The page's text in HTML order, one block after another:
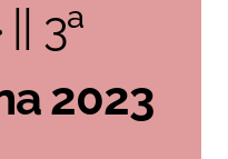
|| 3ª
2023